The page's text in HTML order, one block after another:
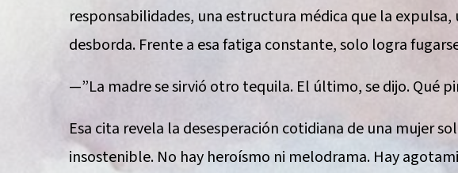
responsabilidades, una estructura médica que la
desborda. Frente a esa fatiga constante, solo logra
—”La madre se sirvió otro tequila. El último, se dijo. Qué
Esa cita revela la desesperación cotidiana de una mujer
insostenible. No hay heroísmo ni melodrama. Hay